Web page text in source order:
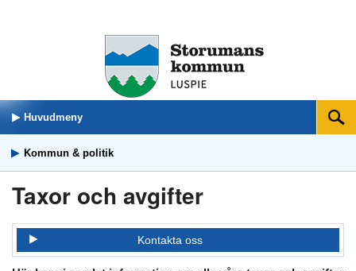
Huvudmeny Sök
Kommun & politik
Taxor och avgifter
Kontakta oss